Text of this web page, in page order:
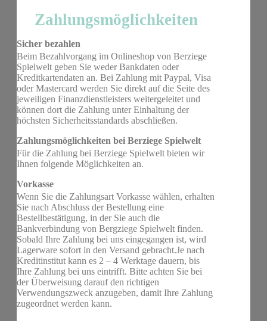
Zahlungsmöglichkeiten
Sicher bezahlen
Beim Bezahlvorgang im Onlineshop von Berziege
Spielwelt geben Sie weder Bankdaten oder
Kreditkartendaten an. Bei Zahlung mit Paypal, Visa
oder Mastercard werden Sie direkt auf die Seite des
jeweiligen Finanzdienstleisters weitergeleitet und
können dort die Zahlung unter Einhaltung der
höchsten Sicherheitsstandards abschließen.
Zahlungsmöglichkeiten bei Berziege Spielwelt
Für die Zahlung bei Berziege Spielwelt bieten wir
Ihnen folgende Möglichkeiten an.
Vorkasse
Wenn Sie die Zahlungsart Vorkasse wählen, erhalten
Sie nach Abschluss der Bestellung eine
Bestellbestätigung, in der Sie auch die
Bankverbindung von Bergziege Spielwelt finden.
Sobald Ihre Zahlung bei uns eingegangen ist, wird
Lagerware sofort in den Versand gebracht.Je nach
Kreditinstitut kann es 2 – 4 Werktage dauern, bis
Ihre Zahlung bei uns eintrifft. Bitte achten Sie bei
der Überweisung darauf den richtigen
Verwendungszweck anzugeben, damit Ihre Zahlung
zugeordnet werden kann.